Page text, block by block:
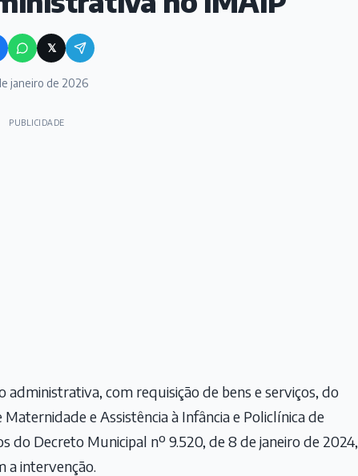
𝕏
janeiro de 2026
PUBLICIDADE
administrativa, com requisição de bens e serviços, do
e Assistência à Infância e Policlínica de
do Decreto Municipal nº 9.520, de 8 de janeiro de 2024,
a intervenção.